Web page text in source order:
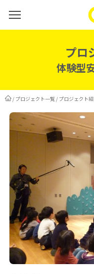
プロ
体験型
/ プロジェクト一覧 / プロジェクト